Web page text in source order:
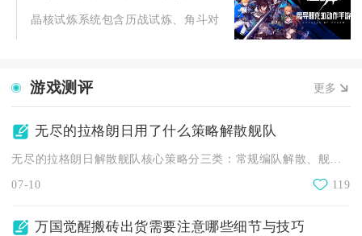
晶核试炼系统包含历战试炼、角斗对决、征战之塔、零界征讨
游戏测评 更多
无尽的拉格朗日用了什么策略解散舰队
07-10 119
万国觉醒搬砖出货需要注意哪些细节与技巧